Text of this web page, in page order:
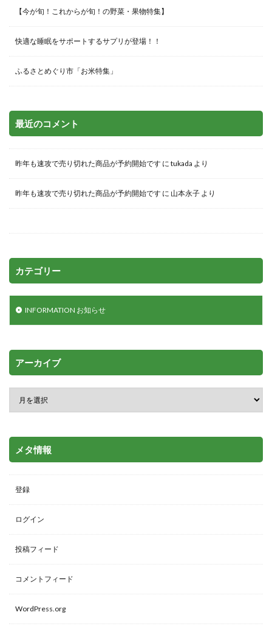
【今が旬！これからが旬！の野菜・果物特集】
快適な睡眠をサポートするサプリが登場！！
ふるさとめぐり市「お米特集」
最近のコメント
昨年も速攻で売り切れた商品が予約開始です に tukada より
昨年も速攻で売り切れた商品が予約開始です に 山本永子 より
カテゴリー
INFORMATION お知らせ
アーカイブ
メタ情報
登録
ログイン
投稿フィード
コメントフィード
WordPress.org